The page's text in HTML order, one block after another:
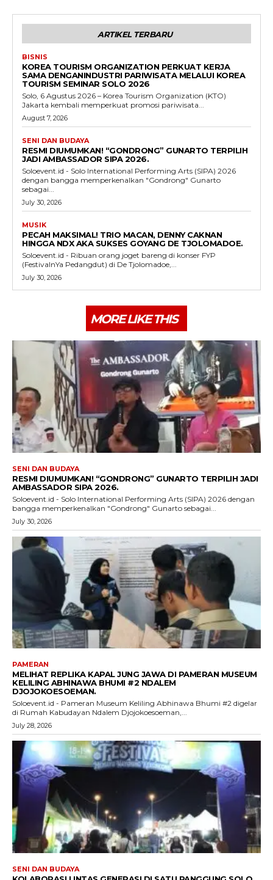
ARTIKEL TERBARU
BISNIS
KOREA TOURISM ORGANIZATION PERKUAT KERJA
SAMA DENGANINDUSTRI PARIWISATA MELALUI KOREA
TOURISM SEMINAR SOLO 2026
Solo, 6 Agustus 2026 – Korea Tourism Organization (KTO)
Jakarta kembali memperkuat promosi pariwisata...
August 7, 2026
SENI DAN BUDAYA
RESMI DIUMUMKAN! “GONDRONG” GUNARTO TERPILIH
JADI AMBASSADOR SIPA 2026.
Soloevent.id - Solo International Performing Arts (SIPA) 2026
dengan bangga memperkenalkan "Gondrong" Gunarto
sebagai...
July 30, 2026
MUSIK
PECAH MAKSIMAL! TRIO MACAN, DENNY CAKNAN
HINGGA NDX AKA SUKSES GOYANG DE TJOLOMADOE.
Soloevent.id - Ribuan orang joget bareng di konser FYP
(FestivalnYa Pedangdut) di De Tjolomadoe,...
July 30, 2026
MORE LIKE THIS
SENI DAN BUDAYA
RESMI DIUMUMKAN! “GONDRONG” GUNARTO TERPILIH JADI
AMBASSADOR SIPA 2026.
Soloevent.id - Solo International Performing Arts (SIPA) 2026 dengan
bangga memperkenalkan "Gondrong" Gunarto sebagai...
July 30, 2026
PAMERAN
MELIHAT REPLIKA KAPAL JUNG JAWA DI PAMERAN MUSEUM
KELILING ABHINAWA BHUMI #2 NDALEM
DJOJOKOESOEMAN.
Soloevent.id - Pameran Museum Keliling Abhinawa Bhumi #2 digelar
di Rumah Kabudayan Ndalem Djojokoesoeman,...
July 28, 2026
SENI DAN BUDAYA